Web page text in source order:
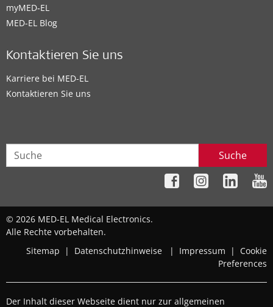
myMED‑EL
MED-EL Blog
Kontaktieren Sie uns
Karriere bei MED-EL
Kontaktieren Sie uns
Suche
© 2026 MED-EL Medical Electronics.
Alle Rechte vorbehalten.
Sitemap
| Datenschutzhinweise | Impressum | Cookie
Preferences
Der Inhalt dieser Webseite dient nur zur allgemeinen